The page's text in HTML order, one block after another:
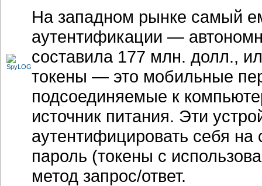
На западном рынке самый
аутентификации —
составила 177 млн. долл.,
токены — это мобильные
подсоединяемые к
источник питания. Эти
аутентифицировать себя
пароль (токены с
метод запрос/ответ.